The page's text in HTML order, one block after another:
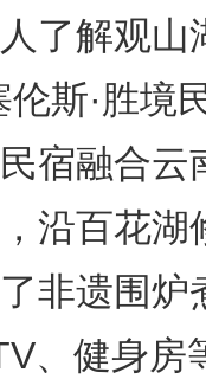
了解观山
斯·胜境
宿融合云
沿百花湖
非遗围炉
、健身房